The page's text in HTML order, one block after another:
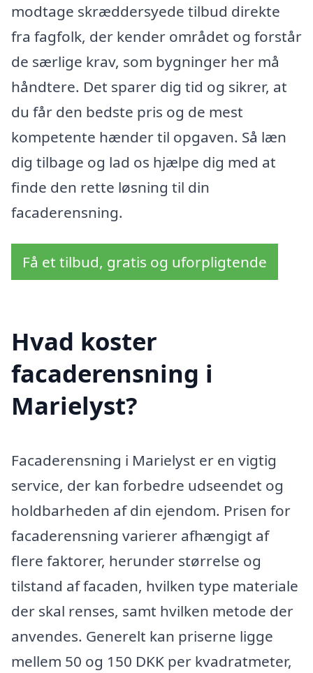
modtage skræddersyede tilbud direkte
fra fagfolk, der kender området og forstår
de særlige krav, som bygninger her må
håndtere. Det sparer dig tid og sikrer, at
du får den bedste pris og de mest
kompetente hænder til opgaven. Så læn
dig tilbage og lad os hjælpe dig med at
finde den rette løsning til din
facaderensning.
Få et tilbud, gratis og uforpligtende
Hvad koster
facaderensning i
Marielyst?
Facaderensning i Marielyst er en vigtig
service, der kan forbedre udseendet og
holdbarheden af din ejendom. Prisen for
facaderensning varierer afhængigt af
flere faktorer, herunder størrelse og
tilstand af facaden, hvilken type materiale
der skal renses, samt hvilken metode der
anvendes. Generelt kan priserne ligge
mellem 50 og 150 DKK per kvadratmeter,